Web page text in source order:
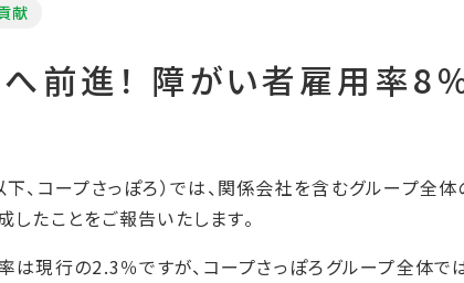
献
前進！ 障がい者雇用率8
、コープさっぽろ）では、関係会社を含むグループ
たことをご報告いたします。
は現行の2.3％ですが、コープさっぽろグループ全体で